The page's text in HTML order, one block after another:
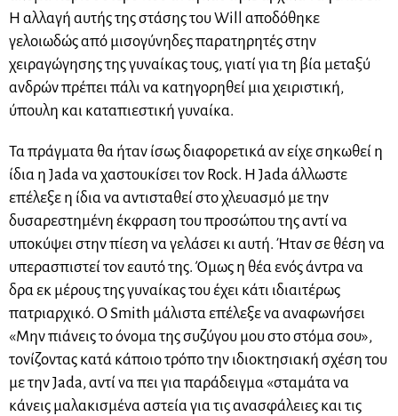
Η αλλαγή αυτής της στάσης του Will αποδόθηκε
γελοιωδώς από μισογύνηδες παρατηρητές στην
χειραγώγησης της γυναίκας τους, γιατί για τη βία μεταξύ
ανδρών πρέπει πάλι να κατηγορηθεί μια χειριστική,
ύπουλη και καταπιεστική γυναίκα.
Τα πράγματα θα ήταν ίσως διαφορετικά αν είχε σηκωθεί η
ίδια η Jada να χαστουκίσει τον Rock. Η Jada άλλωστε
επέλεξε η ίδια να αντισταθεί στο χλευασμό με την
δυσαρεστημένη έκφραση του προσώπου της αντί να
υποκύψει στην πίεση να γελάσει κι αυτή. Ήταν σε θέση να
υπερασπιστεί τον εαυτό της. Όμως η θέα ενός άντρα να
δρα εκ μέρους της γυναίκας του έχει κάτι ιδιαιτέρως
πατριαρχικό. Ο Smith μάλιστα επέλεξε να αναφωνήσει
«Μην πιάνεις το όνομα της συζύγου μου στο στόμα σου»,
τονίζοντας κατά κάποιο τρόπο την ιδιοκτησιακή σχέση του
με την Jada, αντί να πει για παράδειγμα «σταμάτα να
κάνεις μαλακισμένα αστεία για τις ανασφάλειες και τις